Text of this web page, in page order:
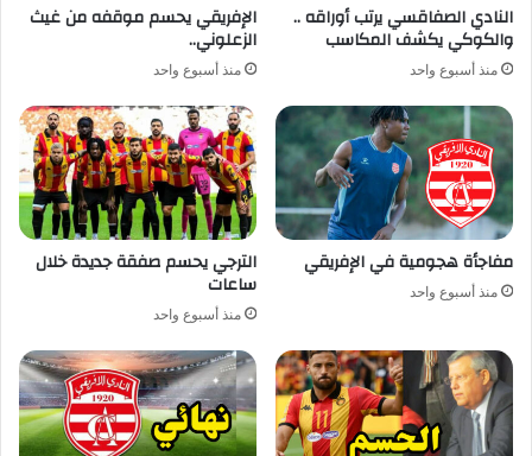
النادي الصفاقسي يرتب أوراقه ..
والكوكي يكشف المكاسب
منذ أسبوع واحد
الإفريقي يحسم موقفه من غيث
الزعلوني..
منذ أسبوع واحد
مفاجأة هجومية في الإفريقي
منذ أسبوع واحد
الترجي يحسم صفقة جديدة خلال
ساعات
منذ أسبوع واحد